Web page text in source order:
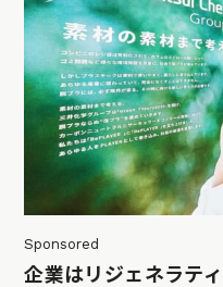
Sponsored
企業はリジェネラテ